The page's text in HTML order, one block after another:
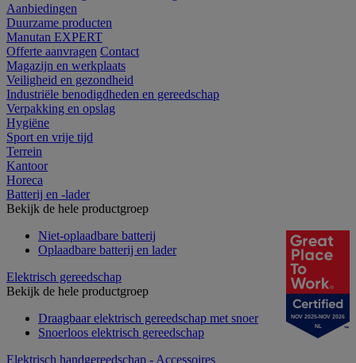
Aanbiedingen
Duurzame producten
Manutan EXPERT
Offerte aanvragen Contact
Magazijn en werkplaats
Veiligheid en gezondheid
Industriële benodigdheden en gereedschap
Verpakking en opslag
Hygiëne
Sport en vrije tijd
Terrein
Kantoor
Horeca
Batterij en -lader
Bekijk de hele productgroep
Niet-oplaadbare batterij
Oplaadbare batterij en lader
Elektrisch gereedschap
Bekijk de hele productgroep
Draagbaar elektrisch gereedschap met snoer
Snoerloos elektrisch gereedschap
Elektrisch handgereedschap - Accessoires
NOV 2025-NOV 2026
NL